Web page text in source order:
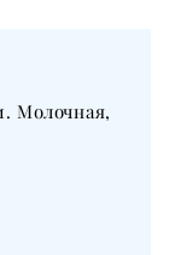
Молочная,